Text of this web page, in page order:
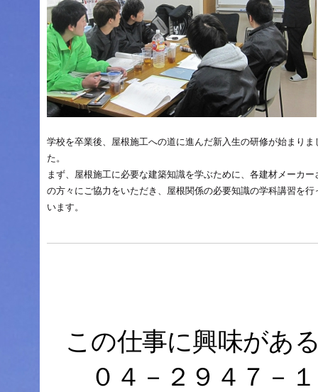
学校を卒業後、屋根施工への道に進んだ新入生の研修が始まりま
た。
まず、屋根施工に必要な建築知識を学ぶために、各建材メーカー
の方々にご協力をいただき、屋根関係の必要知識の学科講習を行
います。
この仕事に興味があ
０４－２９４７－